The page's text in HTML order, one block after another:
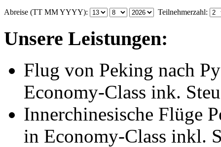
Abreise (TT MM YYYY): Teilnehmerzahl:
Unsere Leistungen:
Flug von Peking nach
Economy-Class ink.
Innerchinesische Flüge
in Economy-Class inkl.